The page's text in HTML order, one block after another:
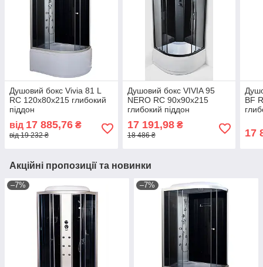
Душовий бокс Vivia 81 L
RC 120x80x215 глибокий
піддон
від 17 885,76 ₴
від 19 232 ₴
Душовий бокс VIVIA 95
NERO RC 90x90x215
глибокий піддон
17 191,98₴
18 486 ₴
BF
17
Акційні пропозиції та новинки
–7% –7%